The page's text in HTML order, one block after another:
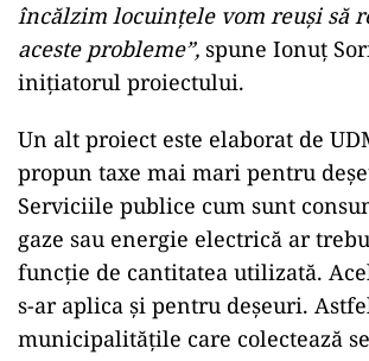
încălzim locuințele vom reuși să
aceste probleme”, spune Ionuț
inițiatorul proiectului.
Un alt proiect este elaborat de
propun taxe mai mari pentru
Serviciile publice cum sunt
gaze sau energie electrică ar
funcție de cantitatea utilizată.
s-ar aplica și pentru deșeuri.
municipalitățile care colectează